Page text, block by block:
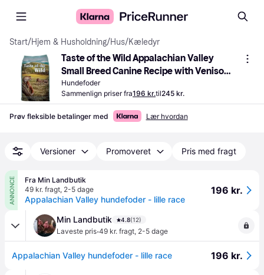
Start/Hjem & Husholdning/Hus/Kæledyr
Taste of the Wild Appalachian Valley
Small Breed Canine Recipe with Venison
& Garbanzo Beans 2kg
Hundefoder
Sammenlign priser fra196 kr.til245 kr.
Prøv fleksible betalinger med Lær hvordan
Versioner Promoveret Pris med fragt
ANNONCE
Fra Min Landbutik
49 kr. fragt, 2-5 dage
Appalachian Valley hundefoder - lille race
196 kr.
Min Landbutik 4.8(12)
Laveste pris·49 kr. fragt, 2-5 dage
Appalachian Valley hundefoder - lille race 196 kr.